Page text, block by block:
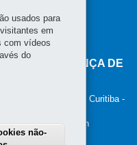
DE GOVERNANÇA DE
Centro Curitiba -
12h e 13h30 às 18h
usados para
em
com vídeos
do
não-